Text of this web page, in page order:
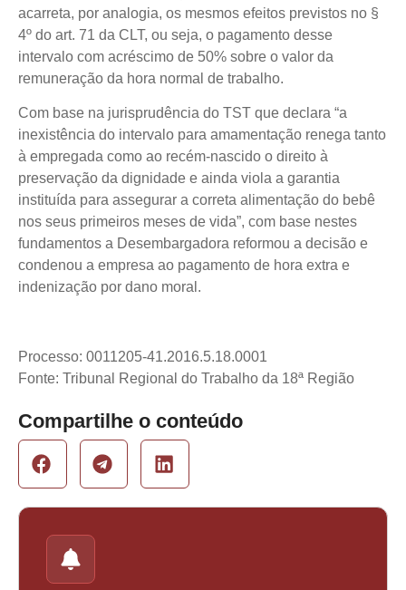
acarreta, por analogia, os mesmos efeitos previstos no §
4º do art. 71 da CLT, ou seja, o pagamento desse
intervalo com acréscimo de 50% sobre o valor da
remuneração da hora normal de trabalho.
Com base na jurisprudência do TST que declara “a
inexistência do intervalo para amamentação renega tanto
à empregada como ao recém-nascido o direito à
preservação da dignidade e ainda viola a garantia
instituída para assegurar a correta alimentação do bebê
nos seus primeiros meses de vida”, com base nestes
fundamentos a Desembargadora reformou a decisão e
condenou a empresa ao pagamento de hora extra e
indenização por dano moral.
Processo: 0011205-41.2016.5.18.0001
Fonte: Tribunal Regional do Trabalho da 18ª Região
Compartilhe o conteúdo